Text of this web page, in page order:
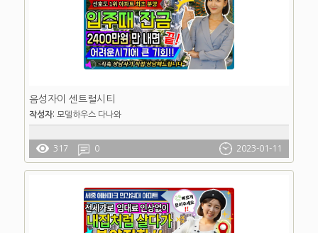
음성자이 센트럴시티
작성자: 모델하우스 다나와
317 0 2023-01-11